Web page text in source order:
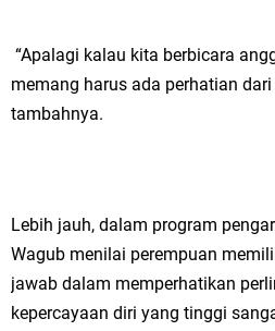
“Apalagi kalau kita berbicara
memang harus ada perhatian dari
tambahnya.
Lebih jauh, dalam program
Wagub menilai perempuan
jawab dalam memperhatikan
kepercayaan diri yang tinggi